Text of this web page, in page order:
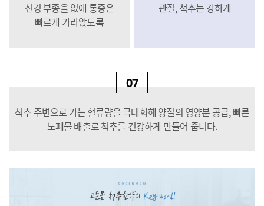
신경 부종을 없애 통증은
빠르게 가라앉도록
관절, 척추는 강하게
07
척추 주변으로 가는 혈류량을 극대화해 양질의 영양분 공급, 빠른
노폐물 배출로 척추를 건강하게 만들어 줍니다.